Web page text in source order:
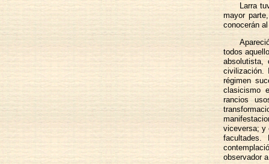
Larra
mayor
conocerán
todos
civilización.
régimen
clasicismo
rancios
viceversa; y
observador